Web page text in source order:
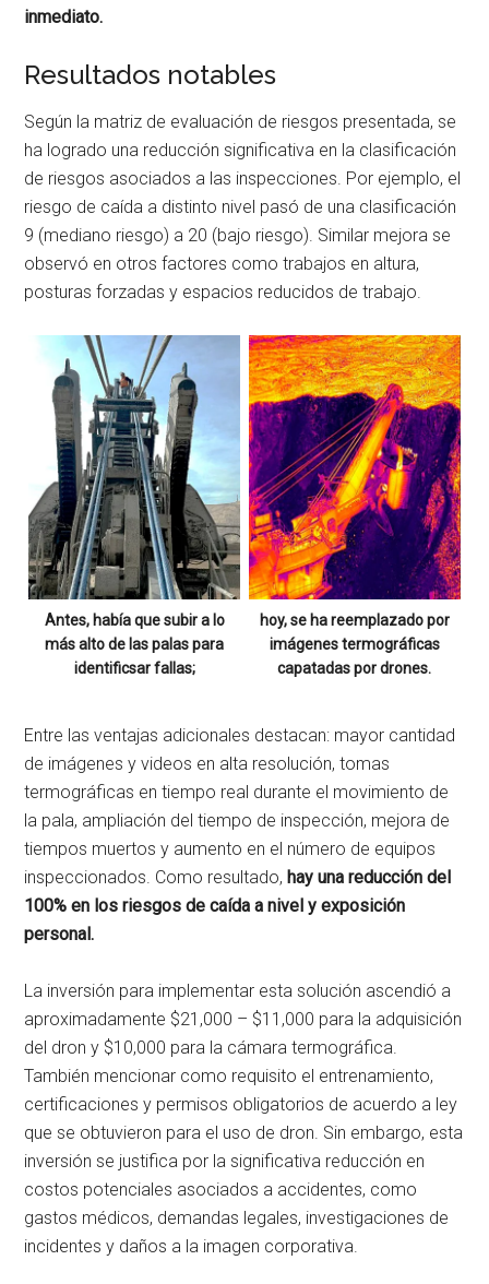
inmediato.
Resultados notables
Según la matriz de evaluación de riesgos presentada, se
ha logrado una reducción significativa en la clasificación
de riesgos asociados a las inspecciones. Por ejemplo, el
riesgo de caída a distinto nivel pasó de una clasificación
9 (mediano riesgo) a 20 (bajo riesgo). Similar mejora se
observó en otros factores como trabajos en altura,
posturas forzadas y espacios reducidos de trabajo.
Antes, había que subir a lo
más alto de las palas para
identificsar fallas;
hoy, se ha reemplazado por
imágenes termográficas
capatadas por drones.
Entre las ventajas adicionales destacan: mayor cantidad
de imágenes y videos en alta resolución, tomas
termográficas en tiempo real durante el movimiento de
la pala, ampliación del tiempo de inspección, mejora de
tiempos muertos y aumento en el número de equipos
inspeccionados. Como resultado,hay una reducción del
100% en los riesgos de caída a nivel y exposición
personal.
La inversión para implementar esta solución ascendió a
aproximadamente $21,000 – $11,000 para la adquisición
del dron y $10,000 para la cámara termográfica.
También mencionar como requisito el entrenamiento,
certificaciones y permisos obligatorios de acuerdo a ley
que se obtuvieron para el uso de dron. Sin embargo, esta
inversión se justifica por la significativa reducción en
costos potenciales asociados a accidentes, como
gastos médicos, demandas legales, investigaciones de
incidentes y daños a la imagen corporativa.